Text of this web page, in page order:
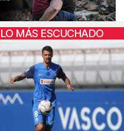
LO MÁS ESCUCHADO